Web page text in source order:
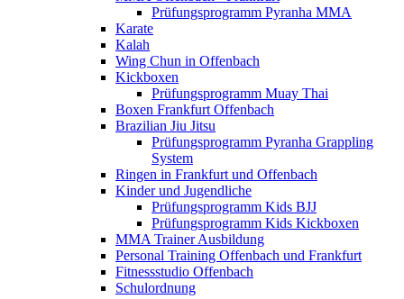
Prüfungsprogramm Pyranha MMA
Karate
Kalah
Wing Chun in Offenbach
Kickboxen
Prüfungsprogramm Muay Thai
Boxen Frankfurt Offenbach
Brazilian Jiu Jitsu
Prüfungsprogramm Pyranha Grappling
System
Ringen in Frankfurt und Offenbach
Kinder und Jugendliche
Prüfungsprogramm Kids BJJ
Prüfungsprogramm Kids Kickboxen
MMA Trainer Ausbildung
Personal Training Offenbach und Frankfurt
Fitnessstudio Offenbach
Schulordnung